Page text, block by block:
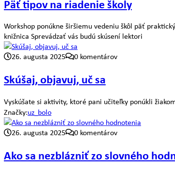
Päť tipov na riadenie školy
Workshop ponúkne širšiemu vedeniu škôl päť
knižnica Sprevádzať vás budú skúsení lektori
26. augusta 2025
0 komentárov
Skúšaj, objavuj, uč sa
Vyskúšate si aktivity, ktoré pani učiteľky ponúkli
Značky:uz_bolo
26. augusta 2025
0 komentárov
Ako sa nezblázniť zo slovného